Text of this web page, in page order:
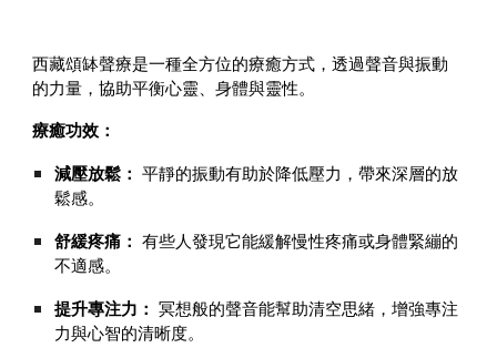
西藏頌缽聲療是一種全方位的療癒方式，透過聲音與振動
的力量，協助平衡心靈、身體與靈性。
療癒功效：
減壓放鬆：
平靜的振動有助於降低壓力，帶來深層的放
鬆感。
舒緩疼痛：
有些人發現它能緩解慢性疼痛或身體緊繃的
不適感。
提升專注力：
冥想般的聲音能幫助清空思緒，增強專注
力與心智的清晰度。